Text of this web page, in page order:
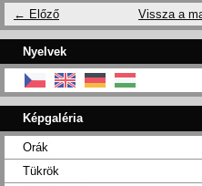
← Előző Vissza a
Nyelvek
Képgaléria
Orák
Tükrök